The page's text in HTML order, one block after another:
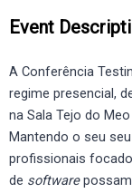
Event
A Conferência
regime presencial,
na Sala Tejo do
Mantendo o seu
profissionais
de softwarepossam